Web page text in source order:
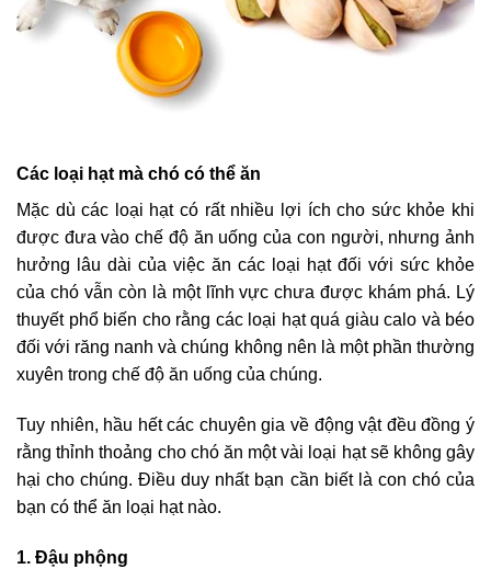
Các loại hạt mà chó có thể ăn
Mặc dù các loại hạt có rất nhiều lợi ích cho sức khỏe khi
được đưa vào chế độ ăn uống của con người, nhưng ảnh
hưởng lâu dài của việc ăn các loại hạt đối với sức khỏe
của chó vẫn còn là một lĩnh vực chưa được khám phá. Lý
thuyết phổ biến cho rằng các loại hạt quá giàu calo và béo
đối với răng nanh và chúng không nên là một phần thường
xuyên trong chế độ ăn uống của chúng.
Tuy nhiên, hầu hết các chuyên gia về động vật đều đồng ý
rằng thỉnh thoảng cho chó ăn một vài loại hạt sẽ không gây
hại cho chúng. Điều duy nhất bạn cần biết là con chó của
bạn có thể ăn loại hạt nào.
1. Đậu phộng